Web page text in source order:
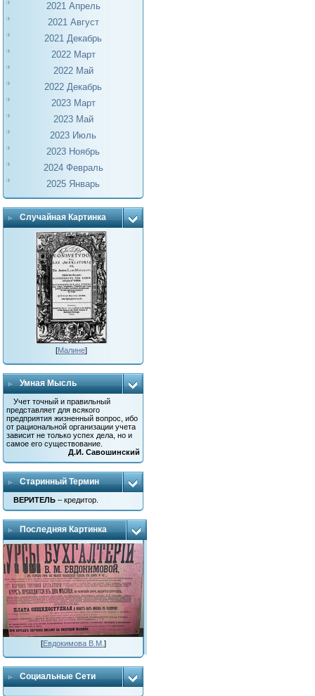
2021 Апрель
2021 Август
2021 Декабрь
2022 Март
2022 Май
2022 Декабрь
2023 Март
2023 Май
2023 Июль
2023 Ноябрь
2024 Февраль
2025 Январь
Случайная Картинка
[Малине]
Умная Мысль
Учет точный и правильный
представляет для всякого
предприятия жизненный вопрос, ибо
от рациональной организации учета
зависит не только успех дела, но и
самое его существование.
Д.И. Савошинский
Старинный Термин
ВЕРИТЕЛЬ – кредитор.
Последняя Картинка
[Евдокимова В.М. ]
Социальные Сети